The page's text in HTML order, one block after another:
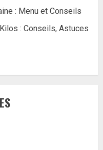
: Menu et Conseils
: Conseils, Astuces